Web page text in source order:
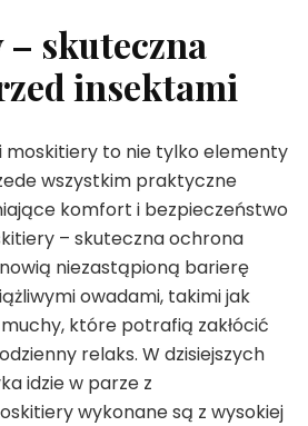
skuteczna
insektami
moskitiery to nie tylko elementy
wszystkim praktyczne
komfort i bezpieczeństwo
– skuteczna ochrona
niezastąpioną barierę
owadami, takimi jak
które potrafią zakłócić
relaks. W dzisiejszych
idzie w parze z
wykonane są z wysokiej